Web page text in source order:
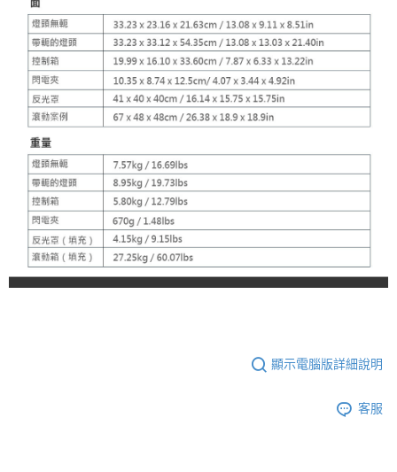
顯示電腦版詳細說明
客服